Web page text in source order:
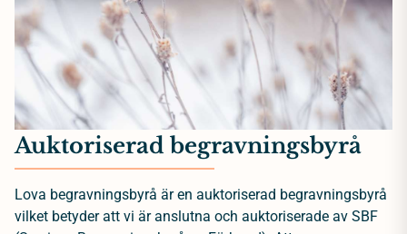
Auktoriserad begravningsbyrå
Lova begravningsbyrå är en auktoriserad begravningsbyrå
vilket betyder att vi är anslutna och auktoriserade av SBF